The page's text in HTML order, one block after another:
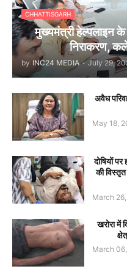
CHHATTISGARH
मुख्यमंत्री हेल्पलाइन
निराकरण,
by INC24 MEDIA - July 29,
अवैध
May 18,
दोषियों
की विस्तृत
March
खरोरा में
March